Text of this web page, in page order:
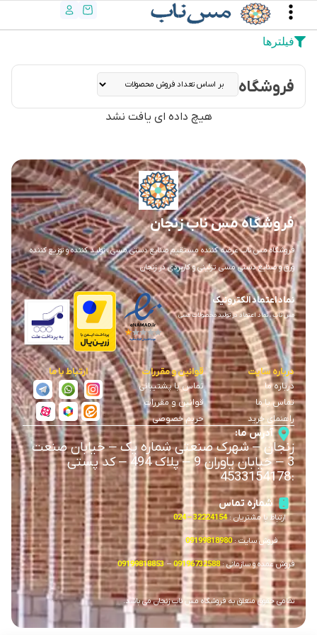
فیلترها
فروشگاه
هیچ داده ای یافت نشد
فروشگاه مس ناب زنجان
فروشگاه مس ناب عرضه کننده مستقیم صنایع دستی مسی ، تولید کننده و توزیع کننده
ورق و صنایع دستی مسی تزئینی و کاربردی در زنجان
نماد اعتماد الکترونیک
مس ناب ، نماد اعتماد در تولید محصولات مسی
درباره سایت
درباره ما
تماس با ما
راهنمای خرید
قوانین و مقررات
تماس با پشتیبانی
قوانین و مقررات
حریم خصوصی
ارتباط با ما
آدرس ما:
زنجان–شهرک صنعتی شماره یک–خیابان صنعت
3
–خیابان یاوران 9 –
پلاک 494 – کد پستی
:
4533154178
شماره تماس
ارتباط با مشتریان : 32224154 – 024
فروش سایت :09199818980
فروش عمده و سازمانی :09196732588
–
09199818853
تمامی حقوق متعلق به فروشگاه مس ناب زنجان می باشد.